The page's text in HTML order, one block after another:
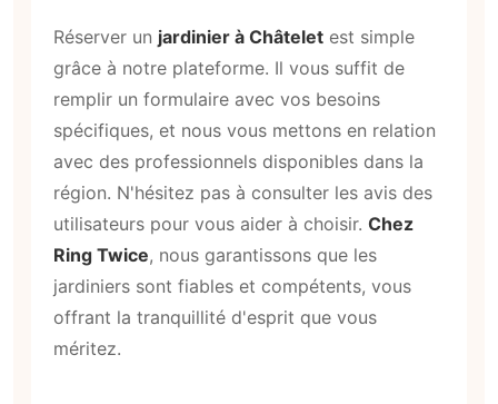
Réserver un jardinier à Châtelet est simple
grâce à notre plateforme. Il vous suffit de
remplir un formulaire avec vos besoins
spécifiques, et nous vous mettons en relation
avec des professionnels disponibles dans la
région. N'hésitez pas à consulter les avis des
utilisateurs pour vous aider à choisir. Chez
Ring Twice, nous garantissons que les
jardiniers sont fiables et compétents, vous
offrant la tranquillité d'esprit que vous
méritez.